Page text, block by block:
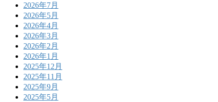
2026年7月
2026年5月
2026年4月
2026年3月
2026年2月
2026年1月
2025年12月
2025年11月
2025年9月
2025年5月